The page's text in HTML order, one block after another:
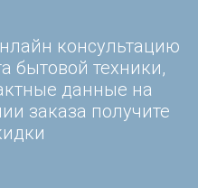
консультацию
бытовой техники,
данные на
заказа получите